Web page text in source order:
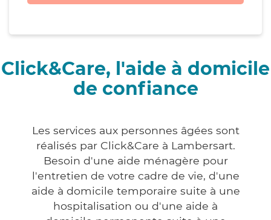
Click&Care, l'aide à domicile
de confiance
Les services aux personnes âgées sont
réalisés par Click&Care à Lambersart.
Besoin d'une aide ménagère pour
l'entretien de votre cadre de vie, d'une
aide à domicile temporaire suite à une
hospitalisation ou d'une aide à